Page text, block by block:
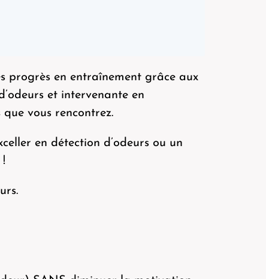
progrès en entraînement grâce aux
et intervenante en
vous rencontrez.
en détection d’odeurs ou un
!